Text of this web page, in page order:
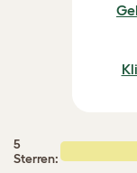
5
Sterren: